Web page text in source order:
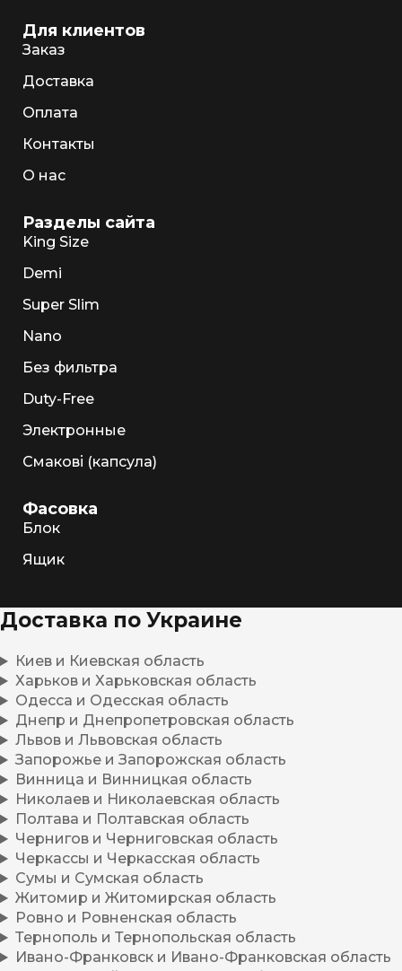
Для клиентов
Заказ
Доставка
Оплата
Контакты
О нас
Разделы сайта
King Size
Demi
Super Slim
Nano
Без фильтра
Duty-Free
Электронные
Смакові (капсула)
Фасовка
Блок
Ящик
Доставка по Украине
Киев и Киевская область
Харьков и Харьковская область
Одесса и Одесская область
Днепр и Днепропетровская область
Львов и Львовская область
Запорожье и Запорожская область
Винница и Винницкая область
Николаев и Николаевская область
Полтава и Полтавская область
Чернигов и Черниговская область
Черкассы и Черкасская область
Сумы и Сумская область
Житомир и Житомирская область
Ровно и Ровненская область
Тернополь и Тернопольская область
Ивано-Франковск и Ивано-Франковская область